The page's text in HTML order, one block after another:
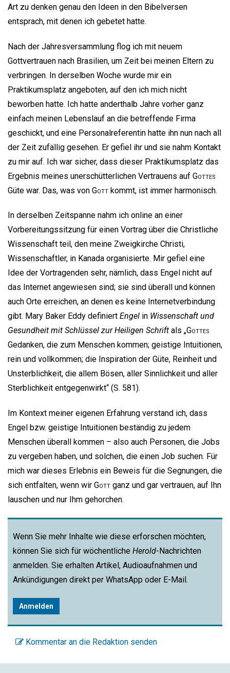
Art zu denken genau den Ideen in den Bibelversen
entsprach, mit denen ich gebetet hatte.
Nach der Jahresversammlung flog ich mit neuem
Gottvertrauen nach Brasilien, um Zeit bei meinen Eltern zu
verbringen. In derselben Woche wurde mir ein
Praktikumsplatz angeboten, auf den ich mich nicht
beworben hatte. Ich hatte anderthalb Jahre vorher ganz
einfach meinen Lebenslauf an die betreffende Firma
geschickt, und eine Personalreferentin hatte ihn nun nach all
der Zeit zufällig gesehen. Er gefiel ihr und sie nahm Kontakt
zu mir auf. Ich war sicher, dass dieser Praktikumsplatz das
Ergebnis meines unerschütterlichen Vertrauens auf Gottes
Güte war. Das, was von Gott kommt, ist immer harmonisch.
In derselben Zeitspanne nahm ich online an einer
Vorbereitungssitzung für einen Vortrag über die Christliche
Wissenschaft teil, den meine Zweigkirche Christi,
Wissenschaftler, in Kanada organisierte. Mir gefiel eine
Idee der Vortragenden sehr, nämlich, dass Engel nicht auf
das Internet angewiesen sind; sie sind überall und können
auch Orte erreichen, an denen es keine Internetverbindung
gibt. Mary Baker Eddy definiert Engel in Wissenschaft und
Gesundheit mit Schlüssel zur Heiligen Schrift als „Gottes
Gedanken, die zum Menschen kommen; geistige Intuitionen,
rein und vollkommen; die Inspiration der Güte, Reinheit und
Unsterblichkeit, die allem Bösen, aller Sinnlichkeit und aller
Sterblichkeit entgegenwirkt“ (S. 581).
Im Kontext meiner eigenen Erfahrung verstand ich, dass
Engel bzw. geistige Intuitionen beständig zu jedem
Menschen überall kommen – also auch Personen, die Jobs
zu vergeben haben, und solchen, die einen Job suchen. Für
mich war dieses Erlebnis ein Beweis für die Segnungen, die
sich entfalten, wenn wir Gott ganz und gar vertrauen, auf Ihn
lauschen und nur Ihm gehorchen.
Wenn Sie mehr Inhalte wie diese erforschen möchten,
können Sie sich für wöchentliche Herold-Nachrichten
anmelden. Sie erhalten Artikel, Audioaufnahmen und
Ankündigungen direkt per WhatsApp oder E-Mail.
Anmelden
Kommentar an die Redaktion senden